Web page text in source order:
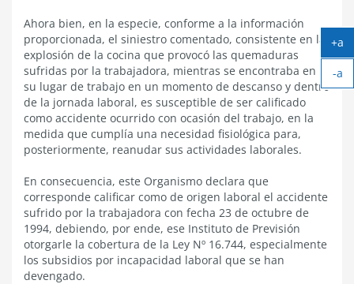
Ahora bien, en la especie, conforme a la información
proporcionada, el siniestro comentado, consistente en la
explosión de la cocina que provocó las quemaduras
sufridas por la trabajadora, mientras se encontraba en
su lugar de trabajo en un momento de descanso y dentro
de la jornada laboral, es susceptible de ser calificado
como accidente ocurrido con ocasión del trabajo, en la
medida que cumplía una necesidad fisiológica para,
posteriormente, reanudar sus actividades laborales.
En consecuencia, este Organismo declara que
corresponde calificar como de origen laboral el accidente
sufrido por la trabajadora con fecha 23 de octubre de
1994, debiendo, por ende, ese Instituto de Previsión
otorgarle la cobertura de la Ley Nº 16.744, especialmente
los subsidios por incapacidad laboral que se han
devengado.
+a
-a